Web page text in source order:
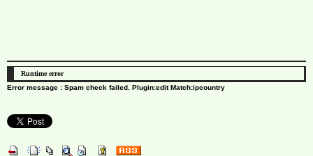
Runtime error
Error message : Spam check failed. Plugin:edit Match:ipcountry